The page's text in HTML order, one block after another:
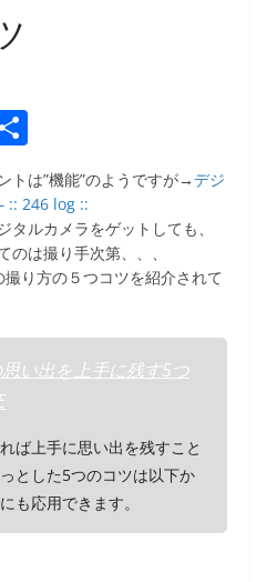
有
トは”機能”のようですが→デジ
:: 246 log ::
タルカメラをゲットしても、
は撮り手次第、、、
り方の５つコツを紹介されて
い出を上手に残す5つ
ば上手に思い出を残すこと
とした5つのコツは以下か
も応用できます。